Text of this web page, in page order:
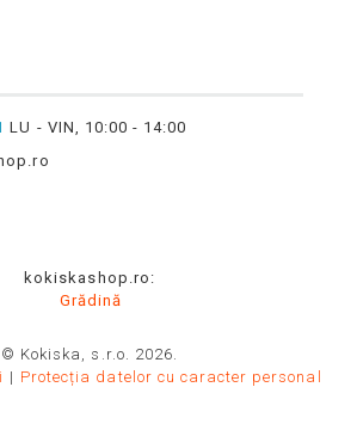
LU - VIN, 10:00 - 14:00
kokiskashop.ro:
Grădină
© Kokiska, s.r.o. 2026.
Protecția datelor cu caracter personal